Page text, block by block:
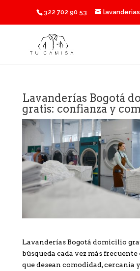
322 702 90 53
Lavanderías Bogotá
gratis: confianza y
Lavanderías Bogotá domicilio
búsqueda cada vez más
que desean comodidad, cercanía